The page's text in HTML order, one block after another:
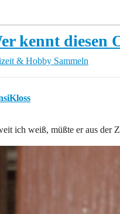
kennt diesen
& Hobby Sammeln
ich weiß, müßte er aus der